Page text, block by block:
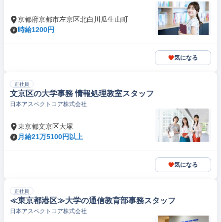
京都府京都市左京区北白川瓜生山町
時給1200円
気になる
正社員
文京区の大学事務 情報処理教室スタッフ
日本アスペクトコア株式会社
東京都文京区大塚
月給21万5100円以上
気になる
正社員
≪東京都港区≫大学の通信教育部事務スタッフ
日本アスペクトコア株式会社